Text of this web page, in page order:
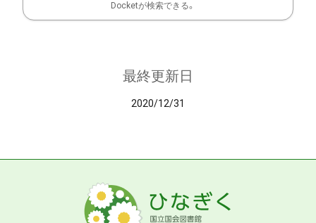
Docketが検索できる。
最終更新日
2020/12/31